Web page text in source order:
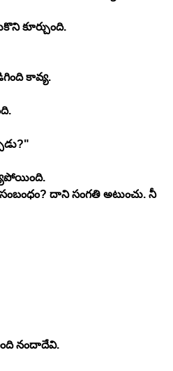
కూర్చుంది.
కావ్య.
దాని సంగతి అటుంచు. నీ
నందాదేవి.